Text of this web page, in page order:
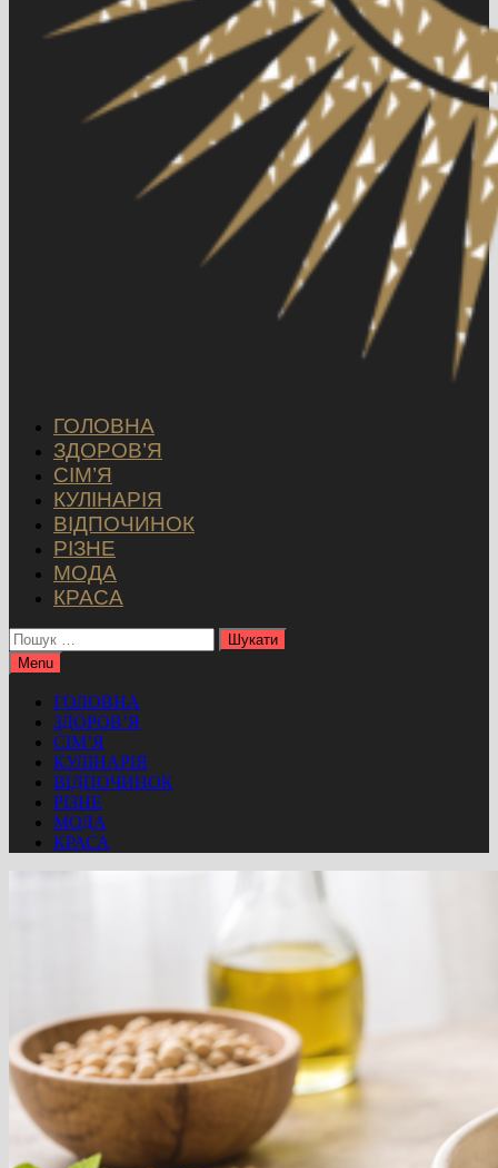
ГОЛОВНА
ЗДОРОВ’Я
СІМ’Я
КУЛІНАРІЯ
ВІДПОЧИНОК
РІЗНЕ
МОДА
КРАСА
Пошук:
Menu
ГОЛОВНА
ЗДОРОВ’Я
СІМ’Я
КУЛІНАРІЯ
ВІДПОЧИНОК
РІЗНЕ
МОДА
КРАСА